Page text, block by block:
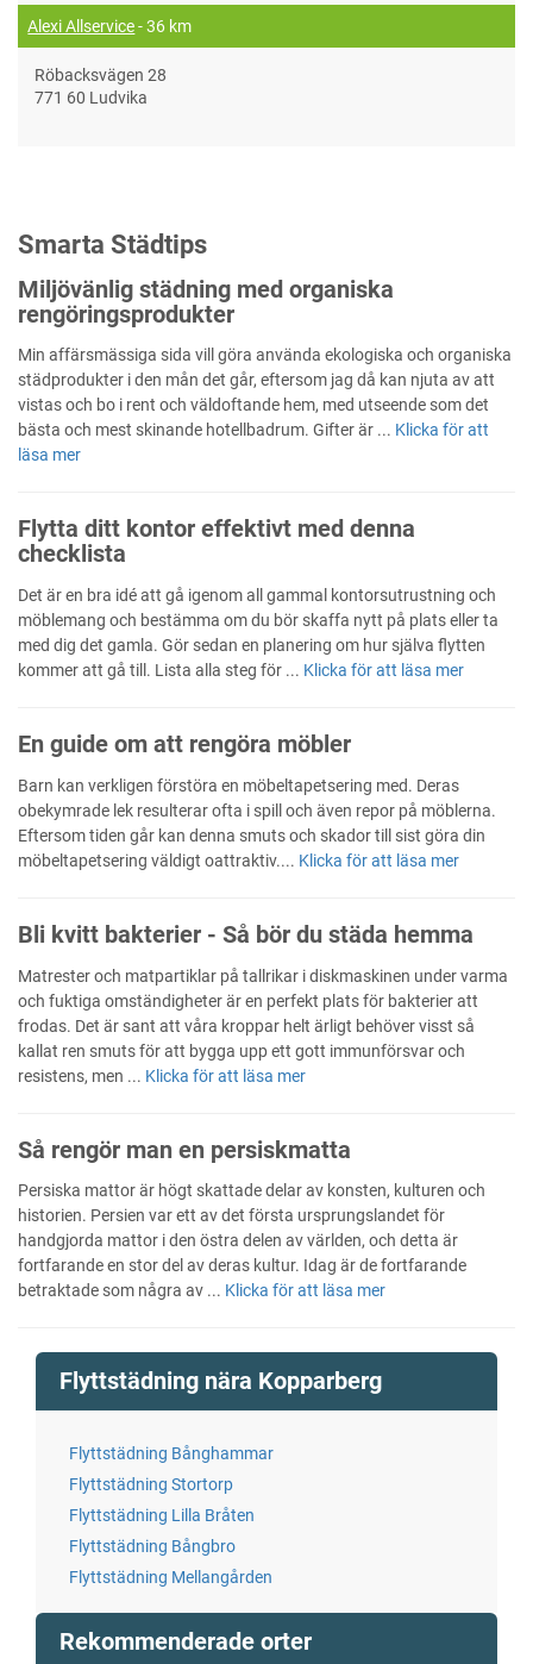
Alexi Allservice- 36 km
Röbacksvägen 28
771 60 Ludvika
Smarta Städtips
Miljövänlig städning med organiska
rengöringsprodukter
Min affärsmässiga sida vill göra använda ekologiska och organiska
städprodukter i den mån det går, eftersom jag då kan njuta av att
vistas och bo i rent och väldoftande hem, med utseende som det
bästa och mest skinande hotellbadrum. Gifter är ... Klicka för att
läsa mer
Flytta ditt kontor effektivt med denna
checklista
Det är en bra idé att gå igenom all gammal kontorsutrustning och
möblemang och bestämma om du bör skaffa nytt på plats eller ta
med dig det gamla. Gör sedan en planering om hur själva flytten
kommer att gå till. Lista alla steg för ... Klicka för att läsa mer
En guide om att rengöra möbler
Barn kan verkligen förstöra en möbeltapetsering med. Deras
obekymrade lek resulterar ofta i spill och även repor på möblerna.
Eftersom tiden går kan denna smuts och skador till sist göra din
möbeltapetsering väldigt oattraktiv.... Klicka för att läsa mer
Bli kvitt bakterier - Så bör du städa hemma
Matrester och matpartiklar på tallrikar i diskmaskinen under varma
och fuktiga omständigheter är en perfekt plats för bakterier att
frodas. Det är sant att våra kroppar helt ärligt behöver visst så
kallat ren smuts för att bygga upp ett gott immunförsvar och
resistens, men ... Klicka för att läsa mer
Så rengör man en persiskmatta
Persiska mattor är högt skattade delar av konsten, kulturen och
historien. Persien var ett av det första ursprungslandet för
handgjorda mattor i den östra delen av världen, och detta är
fortfarande en stor del av deras kultur. Idag är de fortfarande
betraktade som några av ... Klicka för att läsa mer
Flyttstädning nära Kopparberg
Flyttstädning Bånghammar
Flyttstädning Stortorp
Flyttstädning Lilla Bråten
Flyttstädning Bångbro
Flyttstädning Mellangården
Rekommenderade orter